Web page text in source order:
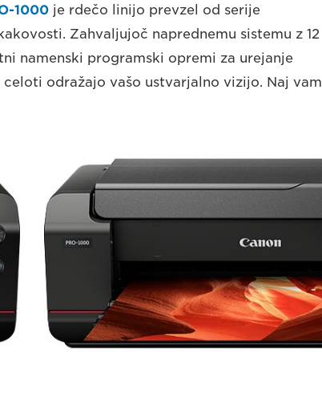
1000 je rdečo linijo prevzel od serije
Zahvaljujoč naprednemu sistemu z 12
namenski programski opremi za urejanje
odražajo vašo ustvarjalno vizijo. Naj vam